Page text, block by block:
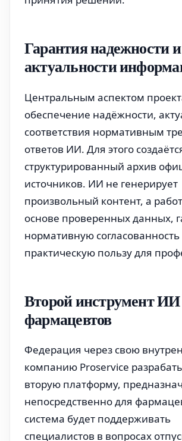
Гарантия надежности и
актуальности
Центральным аспектом
обеспечение надёжности,
соответствия нормативным
ответов ИИ. Для этого
структурированный архив
источников. ИИ не генерирует
произвольный контент, а
основе проверенных данных,
нормативную согласованность
практическую пользу для
Второй инструмент
фармацевтов
Федерация через свою
компанию Proservice
вторую платформу,
непосредственно для
система будет поддерживать
специалистов в вопросах